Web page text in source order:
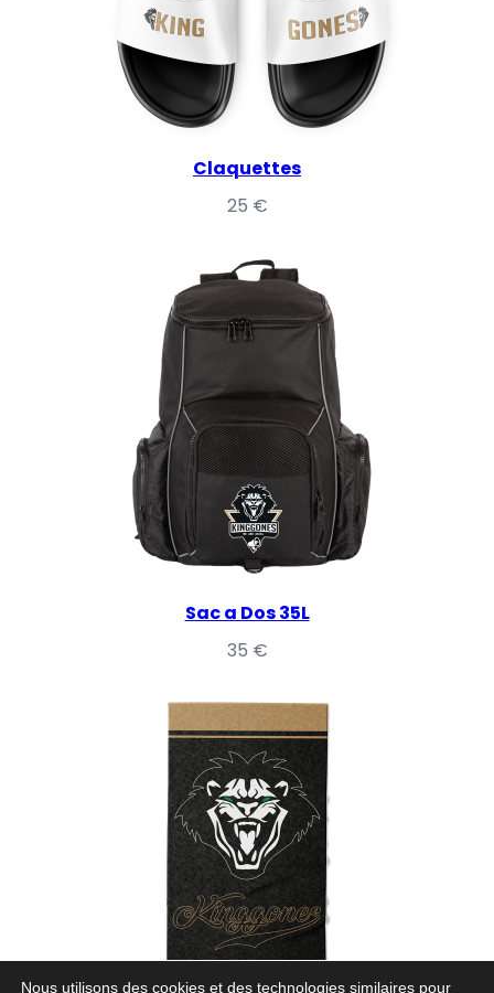
Claquettes
25 €
Sac a Dos 35L
35 €
Nous utilisons des cookies et des technologies similaires pour